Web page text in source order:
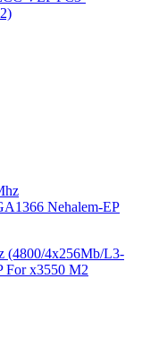
(4800/4x256Mb/L3-
For x3550 M2